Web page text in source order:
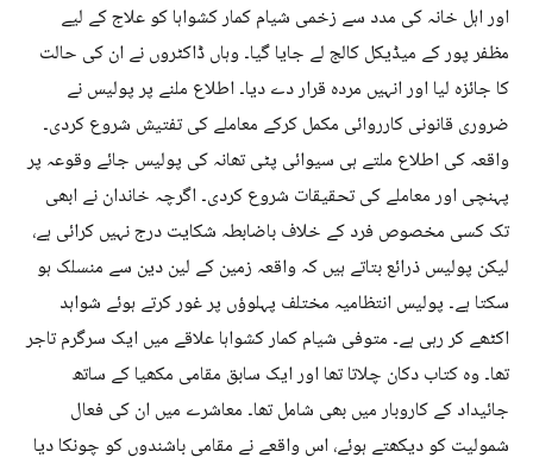
اور اہل خانہ کی مدد سے زخمی شیام کمار کشواہا کو علاج کے لیے
مظفر پور کے میڈیکل کالج لے جایا گیا۔ وہاں ڈاکٹروں نے ان کی حالت
کا جائزہ لیا اور انہیں مردہ قرار دے دیا۔ اطلاع ملنے پر پولیس نے
ضروری قانونی کارروائی مکمل کرکے معاملے کی تفتیش شروع کردی۔
واقعہ کی اطلاع ملتے ہی سیوائی پٹی تھانہ کی پولیس جائے وقوعہ پر
پہنچی اور معاملے کی تحقیقات شروع کردی۔ اگرچہ خاندان نے ابھی
تک کسی مخصوص فرد کے خلاف باضابطہ شکایت درج نہیں کرائی ہے،
لیکن پولیس ذرائع بتاتے ہیں کہ واقعہ زمین کے لین دین سے منسلک ہو
سکتا ہے۔ پولیس انتظامیہ مختلف پہلوؤں پر غور کرتے ہوئے شواہد
اکٹھے کر رہی ہے۔ متوفی شیام کمار کشواہا علاقے میں ایک سرگرم تاجر
تھا۔ وہ کتاب دکان چلاتا تھا اور ایک سابق مقامی مکھیا کے ساتھ
جائیداد کے کاروبار میں بھی شامل تھا۔ معاشرے میں ان کی فعال
شمولیت کو دیکھتے ہوئے، اس واقعے نے مقامی باشندوں کو چونکا دیا